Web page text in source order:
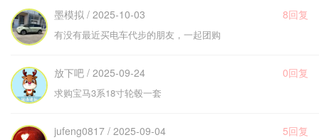
墨模拟 / 2025-10-03 8回复
有没有最近买电车代步的朋友，一起团购
放下吧 / 2025-09-24 0回复
求购宝马3系18寸轮毂一套
jufeng0817 / 2025-09-04 5回复